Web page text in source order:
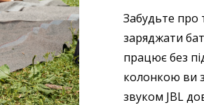
Забудьте про
заряджати
працює без
колонкою ви
звуком JBL